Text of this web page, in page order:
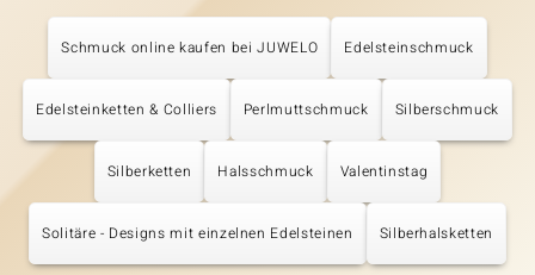
Schmuck online kaufen bei JUWELO Edelsteinschmuck
Edelsteinketten & Colliers Perlmuttschmuck Silberschmuck
Silberketten Halsschmuck Valentinstag
Solitäre - Designs mit einzelnen Edelsteinen Silberhalsketten